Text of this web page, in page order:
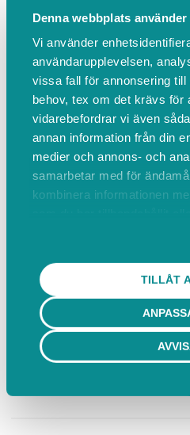
Denna webbplats
Vi använder
användarupplevelsen,
vissa fall för annonsering till
behov, tex om det krävs för
vidarebefordrar vi även
annan information från din
medier och annons- och
samarbetar med för
kombinera informationen
TILLÅT
29:ans
Storgatan 29 D, Örebro
+46196119480Besök vår
Storgatan 29 är ett
vänder sig till ungd...
Läs mer
Boka Events Om
Dansstudion
Läs mer